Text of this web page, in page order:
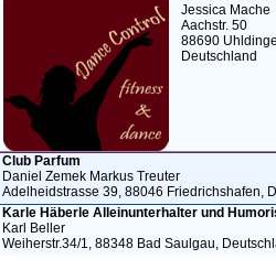
Jessica Mache
Aachstr. 50
88690
Deutschland
Club Parfum
Daniel Zemek Markus Treuter
Adelheidstrasse 39, 88046 Friedrichshafen,
Karle Häberle Alleinunterhalter und
Karl Beller
Weiherstr.34/1, 88348 Bad Saulgau,